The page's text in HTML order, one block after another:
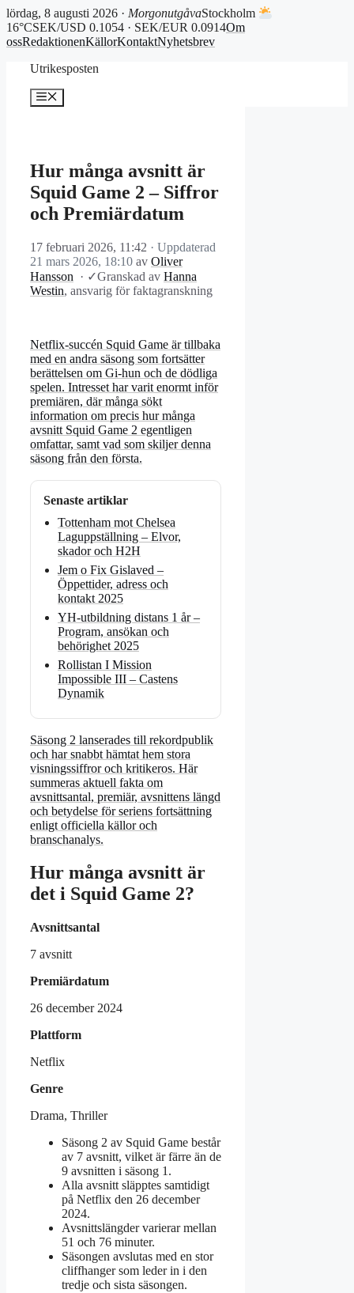
lördag, 8 augusti 2026 · MorgonutgåvaStockholm
16°CSEK/USD 0.1054 · SEK/EUR 0.0914Om
ossRedaktionenKällorKontaktNyhetsbrev
Utrikesposten
Meny
Hur många avsnitt är
Squid Game 2 – Siffror
och Premiärdatum
17 februari 2026, 11:42 · Uppdaterad
21 mars 2026, 18:10 av Oliver
Hansson
· ✓Granskad av Hanna
Westin, ansvarig för faktagranskning
Netflix-succén Squid Game är tillbaka
med en andra säsong som fortsätter
berättelsen om Gi-hun och de dödliga
spelen. Intresset har varit enormt inför
premiären, där många sökt
information om precis hur många
avsnitt Squid Game 2 egentligen
omfattar, samt vad som skiljer denna
säsong från den första.
Senaste artiklar
Tottenham mot Chelsea
Laguppställning – Elvor,
skador och H2H
Jem o Fix Gislaved –
Öppettider, adress och
kontakt 2025
YH-utbildning distans 1 år –
Program, ansökan och
behörighet 2025
Rollistan I Mission
Impossible III – Castens
Dynamik
Säsong 2 lanserades till rekordpublik
och har snabbt hämtat hem stora
visningssiffror och kritikeros. Här
summeras aktuell fakta om
avsnittsantal, premiär, avsnittens längd
och betydelse för seriens fortsättning
enligt officiella källor och
branschanalys.
Hur många avsnitt är
det i Squid Game 2?
Avsnittsantal
7 avsnitt
Premiärdatum
26 december 2024
Plattform
Netflix
Genre
Drama, Thriller
Säsong 2 av Squid Game består
av 7 avsnitt, vilket är färre än de
9 avsnitten i säsong 1.
Alla avsnitt släpptes samtidigt
på Netflix den 26 december
2024.
Avsnittslängder varierar mellan
51 och 76 minuter.
Säsongen avslutas med en stor
cliffhanger som leder in i den
tredje och sista säsongen.